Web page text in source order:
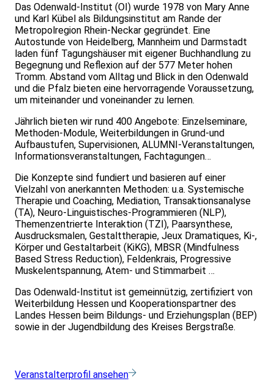
Das Odenwald-Institut (OI) wurde 1978 von Mary Anne
und Karl Kübel als Bildungsinstitut am Rande der
Metropolregion Rhein-Neckar gegründet. Eine
Autostunde von Heidelberg, Mannheim und Darmstadt
laden fünf Tagungshäuser mit eigener Buchhandlung zu
Begegnung und Reflexion auf der 577 Meter hohen
Tromm. Abstand vom Alltag und Blick in den Odenwald
und die Pfalz bieten eine hervorragende Voraussetzung,
um miteinander und voneinander zu lernen.
Jährlich bieten wir rund 400 Angebote: Einzelseminare,
Methoden-Module, Weiterbildungen in Grund-und
Aufbaustufen, Supervisionen, ALUMNI-Veranstaltungen,
Informationsveranstaltungen, Fachtagungen…
Die Konzepte sind fundiert und basieren auf einer
Vielzahl von anerkannten Methoden: u.a. Systemische
Therapie und Coaching, Mediation, Transaktionsanalyse
(TA), Neuro-Linguistisches-Programmieren (NLP),
Themenzentrierte Interaktion (TZI), Paarsynthese,
Ausdrucksmalen, Gestalttherapie, Jeux Dramatiques, Ki-,
Körper und Gestaltarbeit (KiKG), MBSR (Mindfulness
Based Stress Reduction), Feldenkrais, Progressive
Muskelentspannung, Atem- und Stimmarbeit …
Das Odenwald-Institut ist gemeinnützig, zertifiziert von
Weiterbildung Hessen und Kooperationspartner des
Landes Hessen beim Bildungs- und Erziehungsplan (BEP)
sowie in der Jugendbildung des Kreises Bergstraße.
Veranstalterprofil ansehen